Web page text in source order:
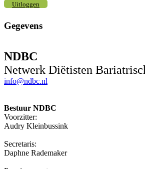
Uitloggen
Gegevens
NDBC
Netwerk Diëtisten
info@ndbc.nl
Bestuur NDBC
Voorzitter:
Audry Kleinbussink
Secretaris:
Daphne Rademaker